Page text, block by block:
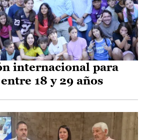
internacional para
18 y 29 años